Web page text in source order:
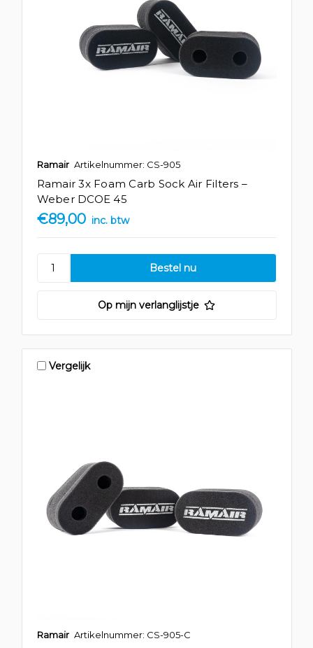
Ramair Artikelnummer: CS-905
Ramair 3x Foam Carb Sock Air Filters –
Weber DCOE 45
€89,00 inc. btw
Op mijn verlanglijstje
Vergelijk
Ramair Artikelnummer: CS-905-C